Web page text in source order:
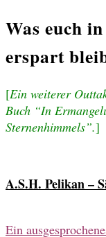
Was euch
erspart
[Ein weiterer
Buch “In
Sternenhimmels”.]
A.S.H. Pelikan –
Ein